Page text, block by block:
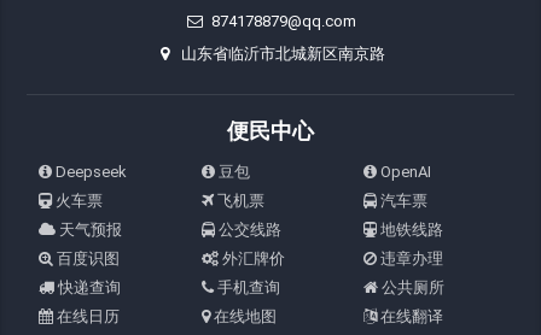
874178879@qq.com
山东省临沂市北城新区南京路
便民中心
Deepseek 豆包
OpenAI
火车票
飞机票
汽车票
天气预报
公交线路
地铁线路
百度识图
外汇牌价
违章办理
快递查询
手机查询
公共厕所
在线日历
在线地图
在线翻译